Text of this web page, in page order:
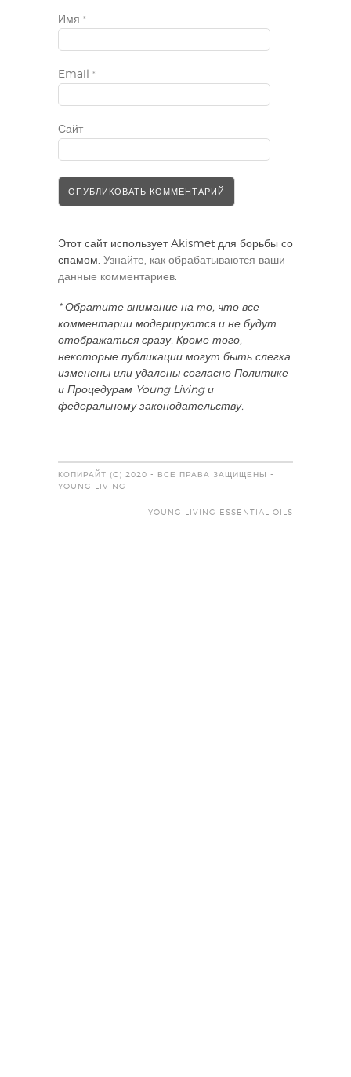
Имя *
Email *
Сайт
Этот сайт использует Akismet для борьбы со
спамом. Узнайте, как обрабатываются ваши
данные комментариев
* Обратите внимание на то, что все
комментарии модерируются и не будут
отображаться сразу. Кроме того,
некоторые публикации могут быть слегка
изменены или удалены согласно Политике
и Процедурам Young Living и
федеральному законодательству.
КОПИРАЙТ (C) 2020 - ВСЕ ПРАВА ЗАЩИЩЕНЫ -
YOUNG LIVING
YOUNG LIVING ESSENTIAL OILS